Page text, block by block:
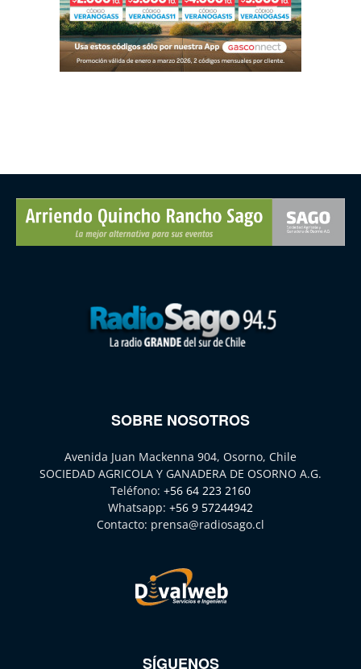
SOBRE NOSOTROS
Avenida Juan Mackenna 904, Osorno, Chile
SOCIEDAD AGRICOLA Y GANADERA DE OSORNO A.G.
Teléfono: +56 64 223 2160
Whatsapp: +56 9 57244942
Contacto: prensa@radiosago.cl
SÍGUENOS